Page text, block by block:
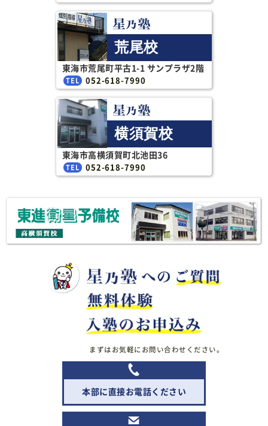
荒尾校
東海市荒尾町平古1-1 サンプラザ2階
052-618-7990
横須賀校
東海市高横須賀町北池田36
052-618-7990
まずはお気軽にお問い合わせください。
本部に直接お電話ください